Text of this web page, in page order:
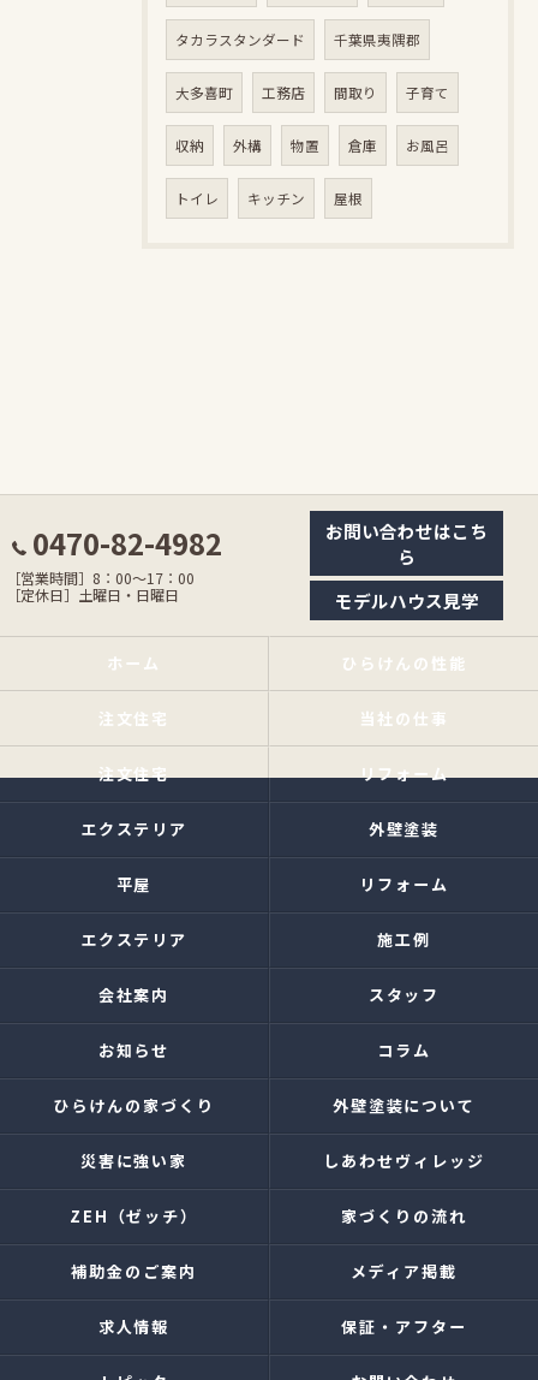
タカラスタンダード 千葉県夷隅郡
大多喜町 工務店 間取り 子育て
収納 外構 物置 倉庫 お風呂
トイレ キッチン 屋根
0470-82-4982
［営業時間］8：00〜17：00
［定休日］土曜日・日曜日
お問い合わせはこち
ら
モデルハウス見学
ホーム ひらけんの性能
注文住宅 当社の仕事
注文住宅 リフォーム
エクステリア 外壁塗装
平屋 リフォーム
エクステリア 施工例
会社案内 スタッフ
お知らせ コラム
ひらけんの家づくり 外壁塗装について
災害に強い家 しあわせヴィレッジ
ZEH（ゼッチ） 家づくりの流れ
補助金のご案内 メディア掲載
求人情報 保証・アフター